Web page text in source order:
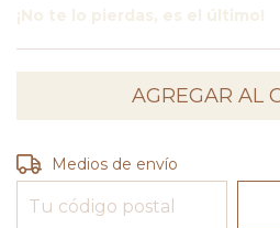
¡No te lo pierdas, es el último!
Entregas para el CP:
Medios de envío